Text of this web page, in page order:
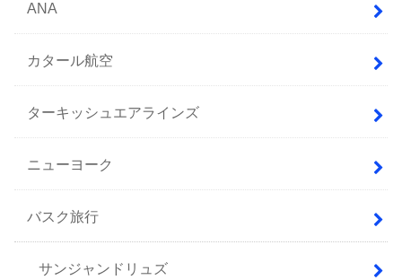
ANA
カタール航空
ターキッシュエアラインズ
ニューヨーク
バスク旅行
サンジャンドリュズ